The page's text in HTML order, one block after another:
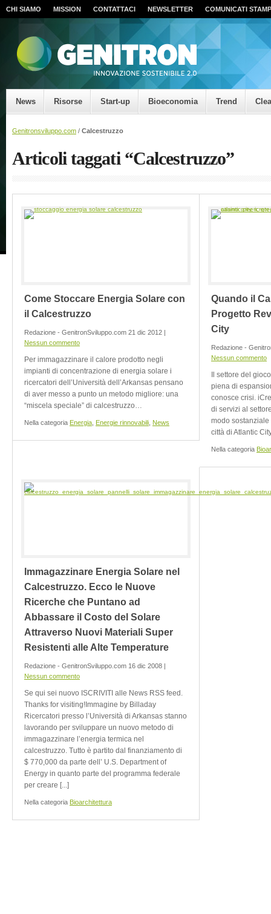
CHI SIAMO MISSION CONTATTACI NEWSLETTER COMUNICATI
News Risorse Start-up Bioeconomia Trend
Genitronsviluppo.com / Calcestruzzo
Articoli taggati “Calcestruzzo”
Come Stoccare Energia Solare con
il Calcestruzzo
Redazione - GenitronSviluppo.com 21 dic 2012 |
Nessun commento
Per immagazzinare il calore prodotto negli
impianti di concentrazione di energia solare i
ricercatori dell’Università dell’Arkansas pensano
di aver messo a punto un metodo migliore: una
“miscela speciale” di calcestruzzo…
Nella categoria Energia Energie rinnovabili News
Quando il
Progetto
City
Redazione -
Nessun commento
Il settore del
piena di
conosce crisi.
di servizi al
modo
città di Atlantic
Nella categoria
Immagazzinare Energia Solare nel
Calcestruzzo. Ecco le Nuove
Ricerche che Puntano ad
Abbassare il Costo del Solare
Attraverso Nuovi Materiali Super
Resistenti alle Alte Temperature
Redazione - GenitronSviluppo.com 16 dic 2008 |
Nessun commento
Se qui sei nuovo ISCRIVITI alle News RSS feed.
Thanks for visiting!Immagine by Billaday
Ricercatori presso l’Università di Arkansas stanno
lavorando per sviluppare un nuovo metodo di
immagazzinare l’energia termica nel
calcestruzzo. Tutto è partito dal finanziamento di
$ 770,000 da parte dell’ U.S. Department of
Energy in quanto parte del programma federale
per creare [...]
Nella categoria Bioarchitettura